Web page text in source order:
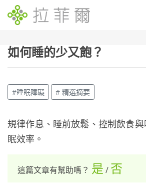
如何睡的少又飽？
#睡眠障礙 # 精選摘要
規律作息、睡前放鬆、控制飲食
眠效率。
這篇文章有幫助嗎？ 是 / 否